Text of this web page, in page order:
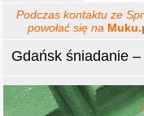
Gdańsk śniadanie
Podczas kontaktu ze
powołać się na